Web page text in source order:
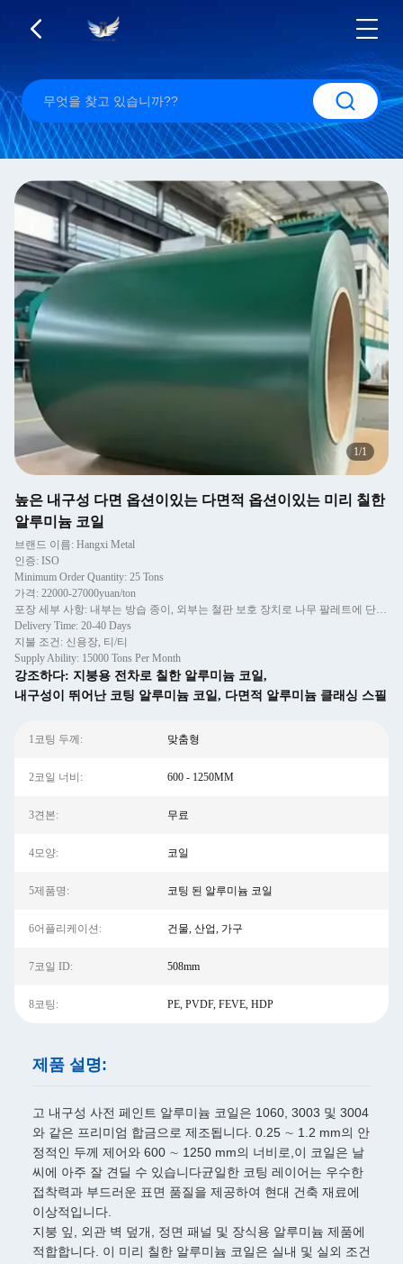
1/1
높은 내구성 다면 옵션이있는 다면적 옵션이있는 미리 칠한
알루미늄 코일
브랜드 이름: Hangxi Metal
인증: ISO
Minimum Order Quantity: 25 Tons
가격: 22000-27000yuan/ton
포장 세부 사항: 내부는 방습 종이, 외부는 철판 보호 장치로 나무 팔레트에 단단히 고정되어 있습니다.
Delivery Time: 20-40 Days
지불 조건: 신용장, 티/티
Supply Ability: 15000 Tons Per Month
강조하다: 지붕용 전차로 칠한 알루미늄 코일,
내구성이 뛰어난 코팅 알루미늄 코일, 다면적 알루미늄 클래싱 스필
1코팅 두께: 맞춤형
2코일 너비: 600 - 1250MM
3견본: 무료
4모양: 코일
5제품명: 코팅 된 알루미늄 코일
6어플리케이션: 건물, 산업, 가구
7코일 ID: 508mm
8코팅: PE, PVDF, FEVE, HDP
제품 설명:
고 내구성 사전 페인트 알루미늄 코일은 1060, 3003 및 3004
와 같은 프리미엄 합금으로 제조됩니다. 0.25 ∼ 1.2 mm의 안
정적인 두께 제어와 600 ∼ 1250 mm의 너비로,이 코일은 날
씨에 아주 잘 견딜 수 있습니다균일한 코팅 레이어는 우수한
접착력과 부드러운 표면 품질을 제공하여 현대 건축 재료에
이상적입니다.
지붕 잎, 외관 벽 덮개, 정면 패널 및 장식용 알루미늄 제품에
적합합니다. 이 미리 칠한 알루미늄 코일은 실내 및 실외 조건